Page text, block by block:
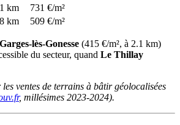
km
731 €/m²
km 509 €/m²
Garges-lès-Gonesse (415 €/m², à 2.1 km)
du secteur, quand Le Thillay
ventes de terrains à bâtir géolocalisées
, millésimes 2023-2024).